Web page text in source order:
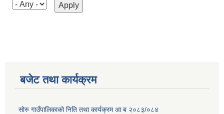
बजेट तथा कार्यक्रम
सोरु गाउँपालिकाको निति तथा कार्यक्रम आ ब २०८३/०८४